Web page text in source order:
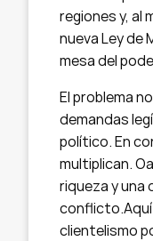
regiones y, al
nueva Ley de
mesa del
El problema
demandas
político. En
multiplican.
riqueza y una
conflicto.Aquí
clientelismo